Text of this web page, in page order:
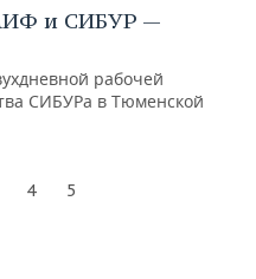
и СИБУР —
рабочей
СИБУРа в Тюменской
4 5